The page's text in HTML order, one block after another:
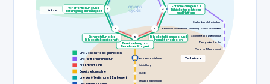
Nutzer
Technisch
Skalierbare Infrastruktur
Rechtliche Aspekte und Einhaltung von Vorschriften
Sicherheit und Datenschutz
Designstandards
Vendor Management
Vertragsgestaltung
Entwicklung
CI/CD
Testautomatisierung
3
Entscheidungen zu
Fähigkeitsarchitektur
und Plattform
4
Fähigkeitslösungs- und
Interaktionsdesign
5
Bereitstellung und
Betrieb der Fähigkeit
6
Sicherstellung der
Fähigkeitsbereitschaft
7
Veröffentlichung und
Befähigung der Fähigkeit
Linie Geschäftsmöglichkeiten
Linie Plattformarchitektur
API-Entwurfslinie
Bereitstellungslinie
Linie Veröffentlichung & Enablement